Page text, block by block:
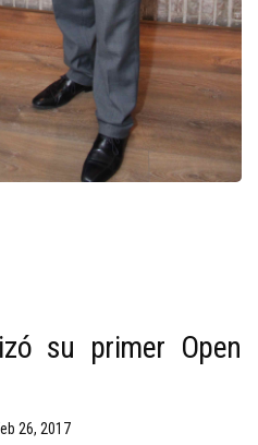
su primer Open
26, 2017